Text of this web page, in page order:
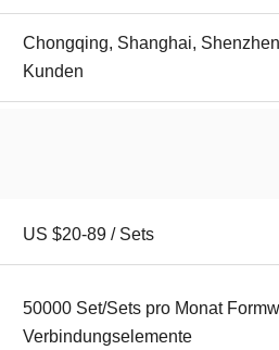
Chongqing, Shanghai,
Kunden
US $20-89 / Sets
50000 Set/Sets pro Monat
Verbindungselemente